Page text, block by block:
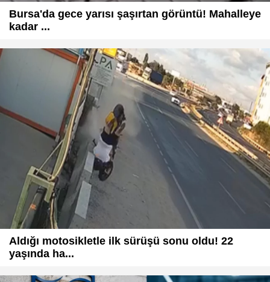
Bursa'da gece yarısı şaşırtan görüntü! Mahalleye
kadar ...
Aldığı motosikletle ilk sürüşü sonu oldu! 22
yaşında ha...